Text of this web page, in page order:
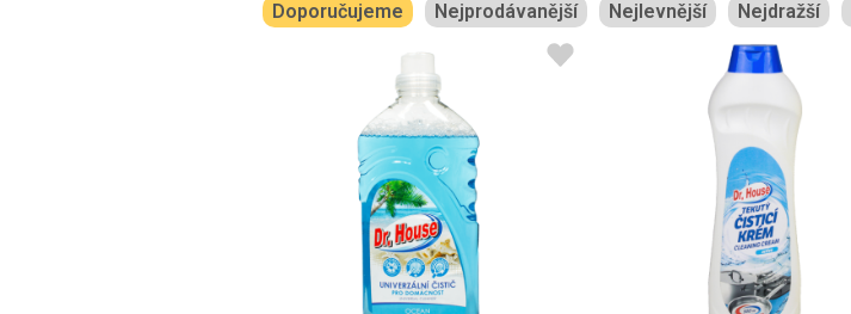
Doporučujeme Nejprodávanější Nejlevnější Nejdražší